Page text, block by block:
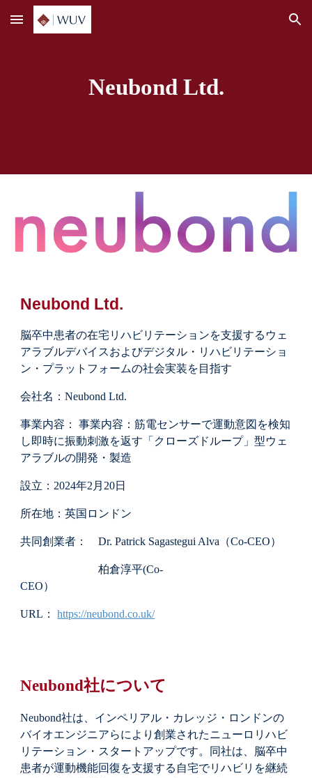
Skip to main content Skip to navigation
Neubond Ltd.
Neubond Ltd.
脳卒中患者の在宅リハビリテーションを支援するウェ
アラブルデバイスおよびデジタル・リハビリテーショ
ン・プラットフォームの社会実装を目指す
会社名：Neubond Ltd.
事業内容：
事業内容：筋電センサーで運動意図を検知
し即時に振動刺激を返す「クローズドループ」型ウェ
アラブルの開発・製造
設立：2024年2月20日
所在地：英国ロンドン
共同創業者： Dr. Patrick Sagastegui Alva（Co-CEO）
柏倉淳平(Co-
CEO）
URL： https://neubond.co.uk/
Neubond社について
Neubond社は、インペリアル・カレッジ・ロンドンの
バイオエンジニアらにより創業されたニューロリハビ
リテーション・スタートアップです。同社は、脳卒中
患者が運動機能回復を支援する自宅でリハビリを継続